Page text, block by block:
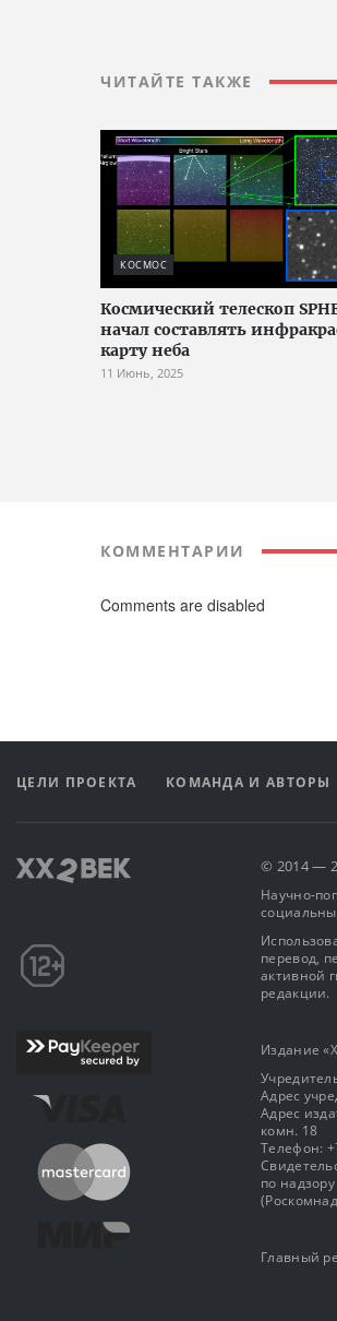
ЧИТАЙТЕ ТАКЖЕ
КОСМОС
Космический телескоп
начал составлять
карту неба
11 Июнь, 2025
КОММЕНТАРИИ
Comments are disabled
ЦЕЛИ ПРОЕКТА КОМАНДА И АВТОРЫ
© 2014 —
Научно-
перевод,
активной
редакции.
Издание
Адрес
Адрес
комн. 18
Телефон:
по
Главный